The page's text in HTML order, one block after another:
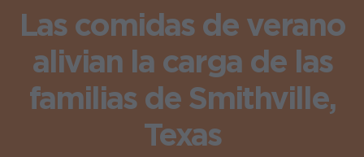
Las comidas de verano
alivian la carga de las
familias de Smithville,
Texas